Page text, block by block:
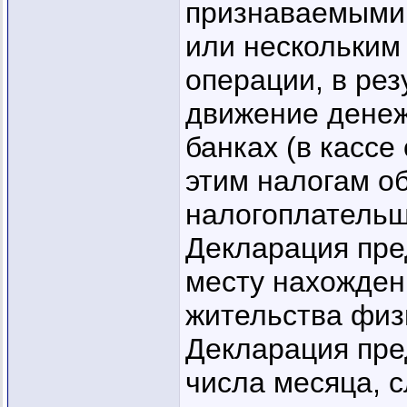
или
операции, в
движение
банках (в
этим налогам
Декларация
месту
жительства
Декларация
числа месяца,